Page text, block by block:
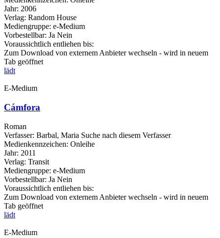
Jahr: 2006
Verlag: Random House
Mediengruppe: e-Medium
Vorbestellbar: Ja Nein
Voraussichtlich entliehen bis:
Zum Download von externem Anbieter wechseln - wird in neuem
Tab geöffnet
lädt
E-Medium
Cámfora
Roman
Verfasser: Barbal, Maria Suche nach diesem Verfasser
Medienkennzeichen: Onleihe
Jahr: 2011
Verlag: Transit
Mediengruppe: e-Medium
Vorbestellbar: Ja Nein
Voraussichtlich entliehen bis:
Zum Download von externem Anbieter wechseln - wird in neuem
Tab geöffnet
lädt
E-Medium